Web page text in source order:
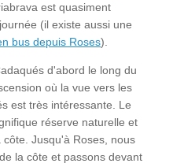
est quasiment
(il existe aussi une
bus depuis Roses).
d'abord le long du
où la vue vers les
est très intéressante. Le
réserve naturelle et
Jusqu'à Roses, nous
la côte et passons devant